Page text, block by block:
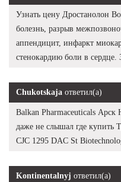
Узнать цену Дростанолон
болезнь, разрыв
аппендицит, инфаркт
стенокардию боли в сердце.
Chukotskaja ответил(а)
Balkan Pharmaceuticals Арск
даже не слышал где купить
CJC 1295 DAC St
Kontinentalnyj ответил(а)